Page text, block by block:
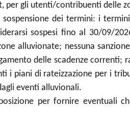
per gli utenti/contribuenti delle
dei termini: i
sospesi fino al 30/09/
alluvionate; nessuna
delle scadenze correnti;
i piani di rateizzazione per i
eventi alluvionali.
per fornire eventuali